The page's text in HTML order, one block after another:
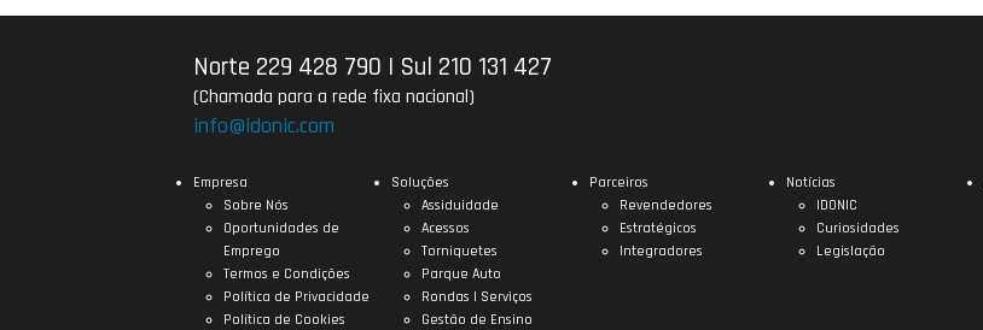
Norte 229 428 790 | Sul 210 131 427
(Chamada para a rede fixa nacional)
info@idonic.com
Empresa
Sobre Nós
Oportunidades de
Emprego
Termos e Condições
Política de Privacidade
Política de Cookies
Soluções
Assiduidade
Acessos
Torniquetes
Parque Auto
Rondas | Serviços
Gestão de Ensino
Parceiros
Revendedores
Estratégicos
Integradores
Notícias
IDONIC
Curiosidades
Legislação